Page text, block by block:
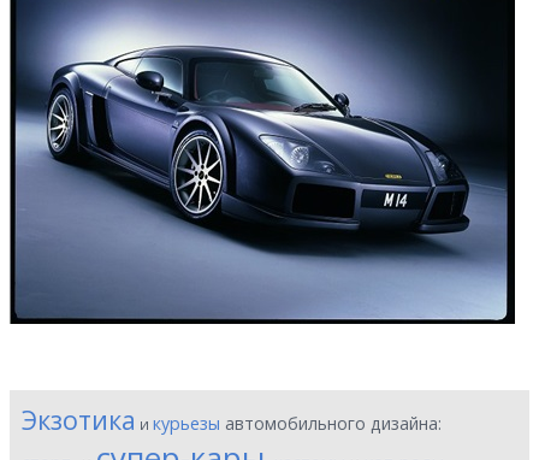
Экзотика и курьезы автомобильного дизайна: